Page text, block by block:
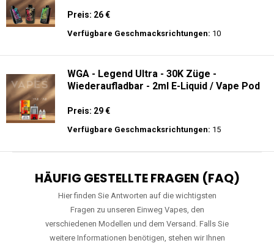
Preis: 26 €
Verfügbare Geschmacksrichtungen: 10
WGA - Legend Ultra - 30K Züge -
Wiederaufladbar - 2ml E-Liquid / Vape Pod
Preis: 29 €
Verfügbare Geschmacksrichtungen: 15
HÄUFIG GESTELLTE FRAGEN (FAQ)
Hier finden Sie Antworten auf die wichtigsten
Fragen zu unseren Einweg Vapes, den
verschiedenen Modellen und dem Versand. Falls Sie
weitere Informationen benötigen, stehen wir Ihnen